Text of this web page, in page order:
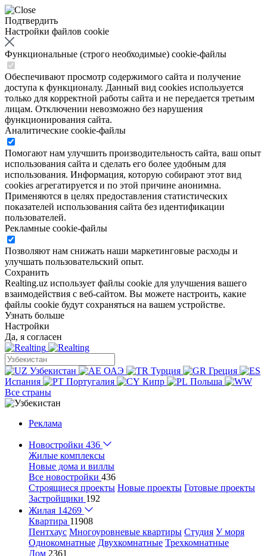
Подтвердить
Настройки файлов cookie
Функциональные (строго необходимые) cookie-файлы
Обеспечивают просмотр содержимого сайта и получение
доступа к функционалу. Данный вид cookies используется
только для корректной работы сайта и не передается третьим
лицам. Отключении невозможно без нарушения
функционирования сайта.
Аналитические cookie-файлы
Помогают нам улучшить производительность сайта, ваш опыт
использования сайта и сделать его более удобным для
использования. Информация, которую собирают этот вид
cookies агрегатируется и по этой причине анонимна.
Применяются в целях предоставления статистических
показателей использования сайта без идентификации
пользователей.
Рекламные cookie-файлы
Позволяют нам снижать наши маркетинговые расходы и
улучшать пользовательский опыт.
Сохранить
Realting.uz использует файлы cookie для улучшения вашего
взаимодействия с веб-сайтом. Вы можете настроить, какие
файлы cookie будут сохраняться на вашем устройстве.
Узнать больше
Настройки
Да, я согласен
Узбекистан ОАЭ Турция
Греция
Испания
Португалия Кипр
Польша
Все страны
Реклама
Новостройки 436
Жилые комплексы
Новые дома и виллы
Все новостройки 436
Строящиеся проекты Новые проекты Готовые проекты
Застройщики 192
Жилая 14269
Квартира 11908
Пентхаус Многоуровневые квартиры Студия У моря
Однокомнатные Двухкомнатные Трехкомнатные
Дом 2361